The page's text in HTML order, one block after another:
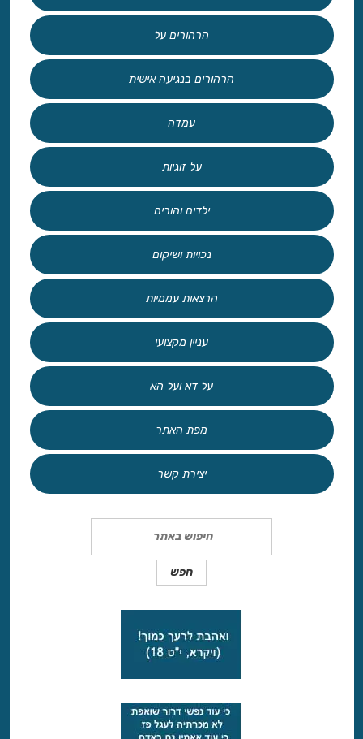
הרהורים על
הרהורים בנגיעה אישית
עמדה
על זוגיות
ילדים והורים
נכויות ושיקום
הרצאות עממיות
עניין מקצועי
על דא ועל הא
מפת האתר
יצירת קשר